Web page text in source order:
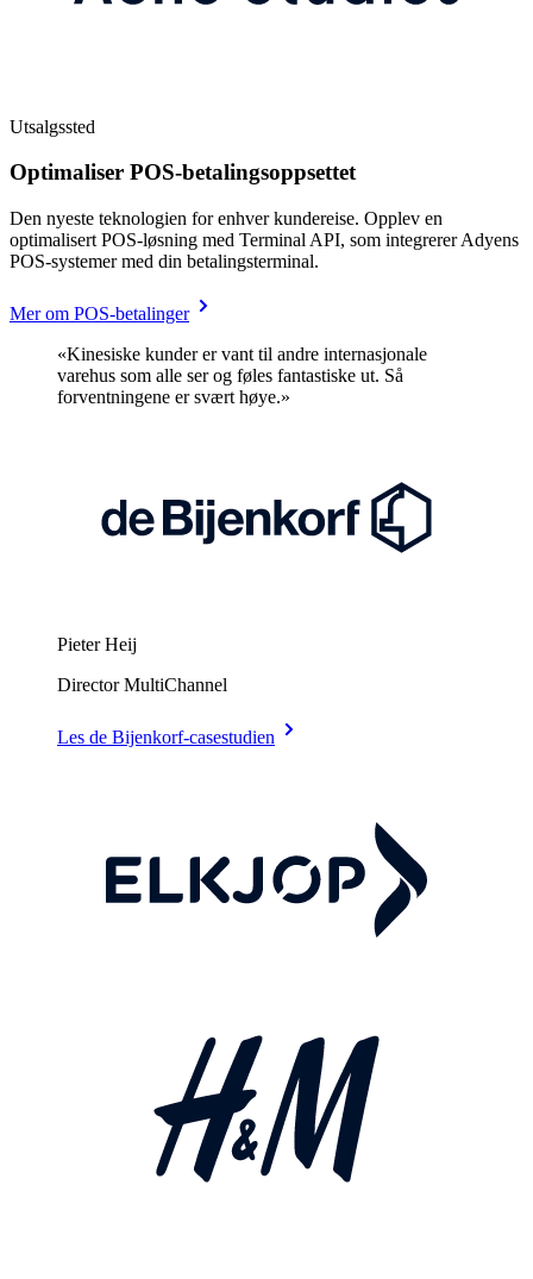
Utsalgssted
Optimaliser POS-betalingsoppsettet
Den nyeste teknologien for enhver kundereise. Opplev en
optimalisert POS-løsning med Terminal API, som integrerer Adyens
POS-systemer med din betalingsterminal.
Mer om POS-betalinger
«Kinesiske kunder er vant til andre internasjonale
varehus som alle ser og føles fantastiske ut. Så
forventningene er svært høye.»
Pieter Heij
Director MultiChannel
Les de Bijenkorf-casestudien